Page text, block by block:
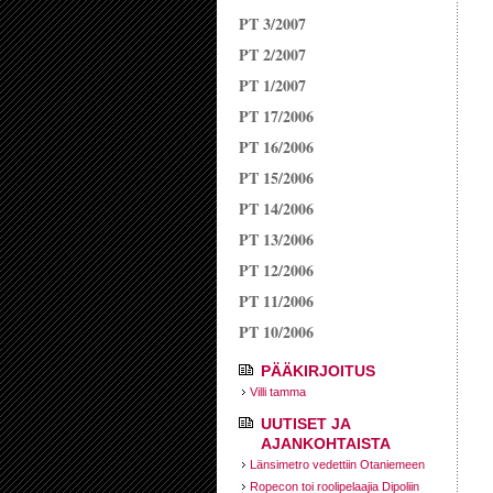
PT 3/2007
PT 2/2007
PT 1/2007
PT 17/2006
PT 16/2006
PT 15/2006
PT 14/2006
PT 13/2006
PT 12/2006
PT 11/2006
PT 10/2006
PÄÄKIRJOITUS
Villi tamma
UUTISET JA
AJANKOHTAISTA
Länsimetro vedettiin Otaniemeen
Ropecon toi roolipelaajia Dipoliin